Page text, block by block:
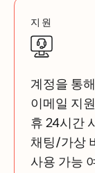
지원
계정을 통
이메일 지원
휴 24시간
채팅/가상
사용 가능